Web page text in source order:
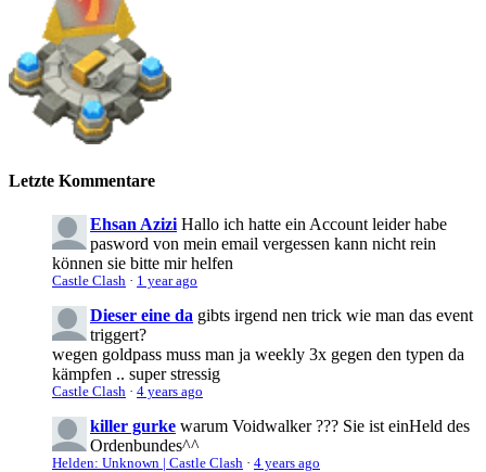
Letzte Kommentare
Ehsan Azizi Hallo ich hatte ein Account leider habe
pasword von mein email vergessen kann nicht rein
können sie bitte mir helfen
Castle Clash · 1 year ago
Dieser eine da gibts irgend nen trick wie man das event
triggert?
wegen goldpass muss man ja weekly 3x gegen den typen da
kämpfen .. super stressig
Castle Clash · 4 years ago
killer gurke warum Voidwalker ??? Sie ist einHeld des
Ordenbundes^^
Helden: Unknown | Castle Clash · 4 years ago